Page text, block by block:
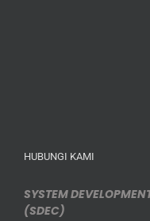
HUBUNGI KAMI
SYSTEM
(SDEC)